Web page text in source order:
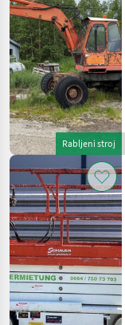
Rabljeni stroj